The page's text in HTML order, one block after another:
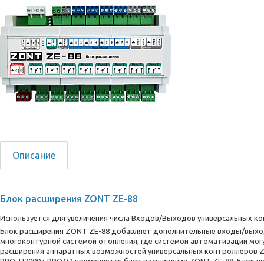
Описание
Блок расширения ZONT ZE-88
Используется для увеличения числа Входов/Выходов универсальных
Блок расширения ZONT ZE-88 добавляет дополнительные входы/
многоконтурной системой отопления, где системой автоматизации
расширения аппаратных возможностей универсальных контроллеров